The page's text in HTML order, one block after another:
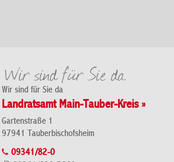
Wir sind für Sie da
Landratsamt Main-Tauber-Kreis »
Gartenstraße 1
97941 Tauberbischofsheim
09341/82-0